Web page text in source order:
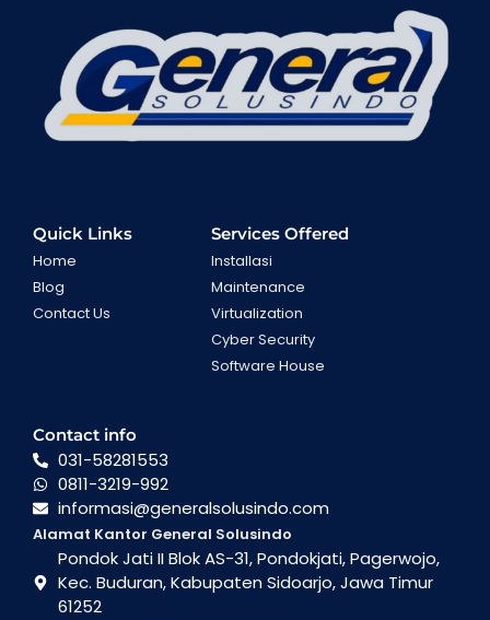
Quick Links
Home
Blog
Contact Us
Services Offered
Installasi
Maintenance
Virtualization
Cyber Security
Software House
Contact info
031-58281553
0811-3219-992
informasi@generalsolusindo.com
Alamat Kantor General Solusindo
Pondok Jati II Blok AS-31, Pondokjati, Pagerwojo,
Kec. Buduran, Kabupaten Sidoarjo, Jawa Timur
61252